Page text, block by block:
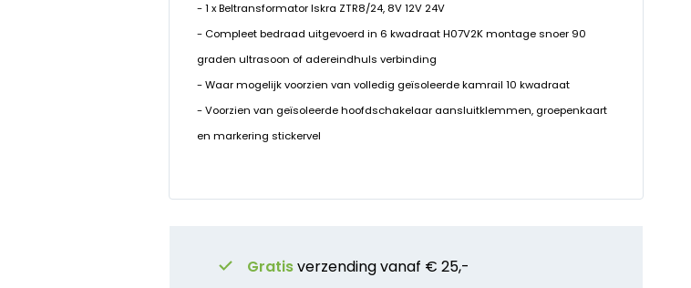
- 1 x Beltransformator Iskra ZTR8/24, 8V 12V 24V
- Compleet bedraad uitgevoerd in 6 kwadraat H07V2K montage snoer 90
graden ultrasoon of adereindhuls verbinding
- Waar mogelijk voorzien van volledig geïsoleerde kamrail 10 kwadraat
- Voorzien van geïsoleerde hoofdschakelaar aansluitklemmen, groepenkaart
en markering stickervel
Gratisverzending vanaf € 25,-